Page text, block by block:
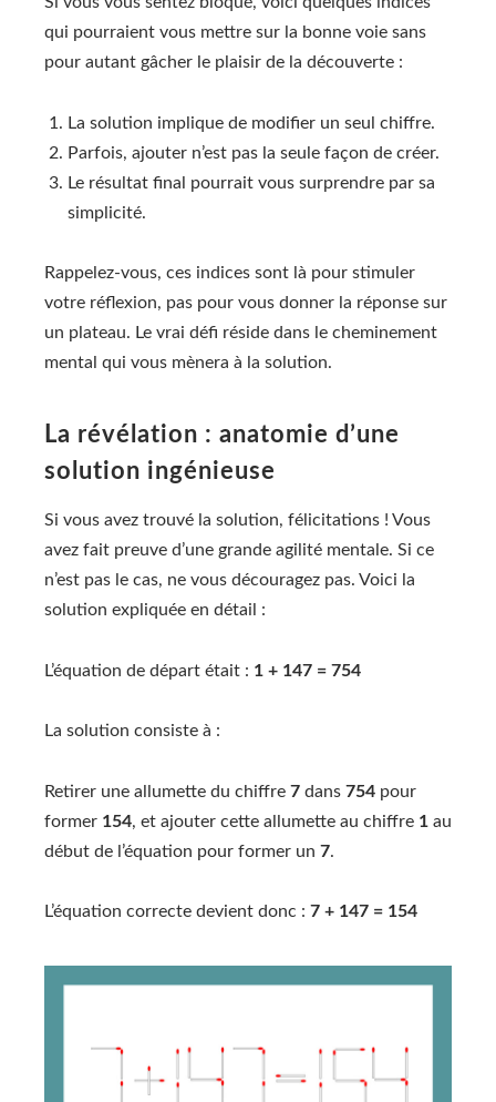
qui pourraient vous mettre sur la bonne voie sans
pour autant gâcher le plaisir de la découverte :
La solution implique de modifier un seul chiffre.
Parfois, ajouter n’est pas la seule façon de créer.
Le résultat final pourrait vous surprendre par sa
simplicité.
Rappelez-vous, ces indices sont là pour stimuler
votre réflexion, pas pour vous donner la réponse sur
un plateau. Le vrai défi réside dans le cheminement
mental qui vous mènera à la solution.
La révélation : anatomie d’une
solution ingénieuse
Si vous avez trouvé la solution, félicitations ! Vous
avez fait preuve d’une grande agilité mentale. Si ce
n’est pas le cas, ne vous découragez pas. Voici la
solution expliquée en détail :
L’équation de départ était : 1 + 147 = 754
La solution consiste à :
Retirer une allumette du chiffre 7 dans 754 pour
former 154, et ajouter cette allumette au chiffre 1 au
début de l’équation pour former un 7.
L’équation correcte devient donc : 7 + 147 = 154